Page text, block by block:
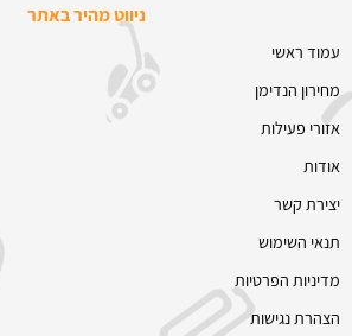
ניווט מהיר באתר
עמוד ראשי
מחירון הנדימן
אזורי פעילות
אודות
יצירת קשר
תנאי השימוש
מדיניות הפרטיות
הצהרת נגישות